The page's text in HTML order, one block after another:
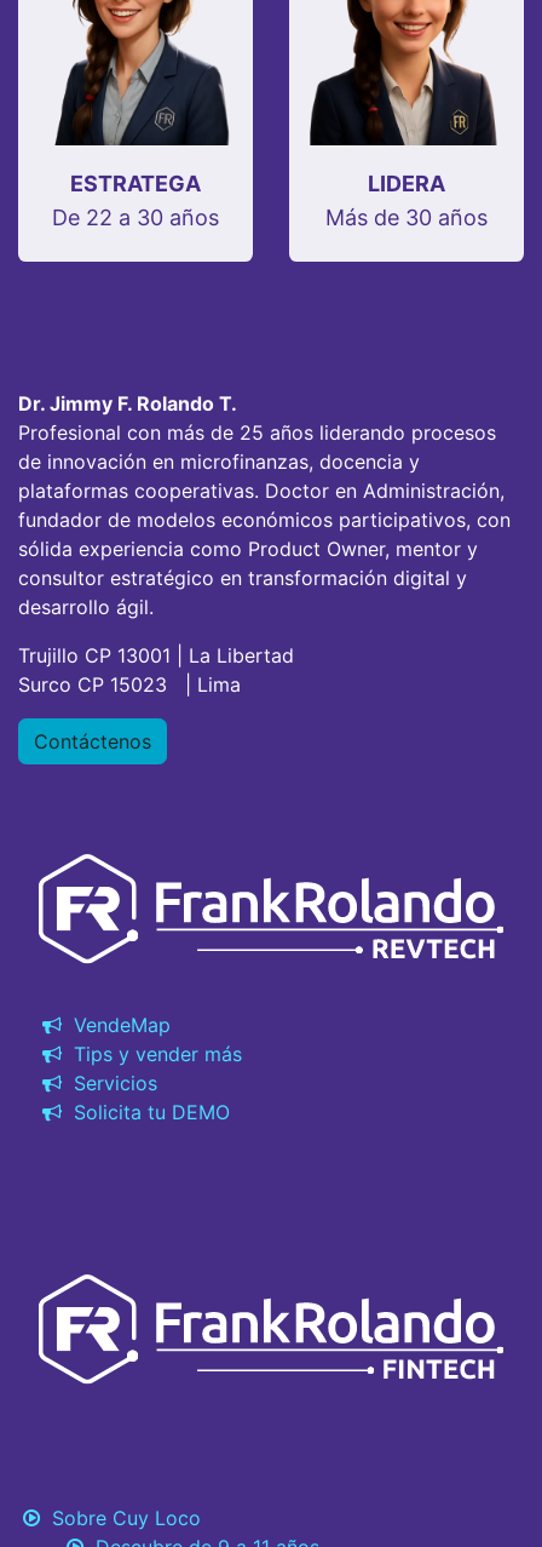
ESTRATEGA
De 22 a 30 años
LIDERA
Más de 30 años
Dr. Jimmy F. Rolando T.
Profesional con más de 25 años liderando procesos
de innovación en microfinanzas, docencia y
plataformas cooperativas. Doctor en Administración,
fundador de modelos económicos participativos, con
sólida experiencia como Product Owner, mentor y
consultor estratégico en transformación digital y
desarrollo ágil.
Trujillo CP 13001 | La Libertad
Surco CP 15023 | Lima
Contáctenos
VendeMap
Tips y vender más
Servicios
Solicita tu DEMO
Sobre Cuy Loco